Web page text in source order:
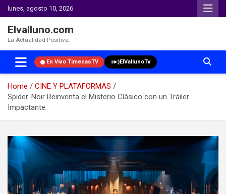
lunes, agosto 10, 2026
Elvalluno.com
La Actualidad Positiva.
En Vivo TimecasTV ElVallunoTv
Home
CINE Y PLATAFORMAS
Spider-Noir Reinventa el Misterio Clásico con un Tráiler
Impactante.
content